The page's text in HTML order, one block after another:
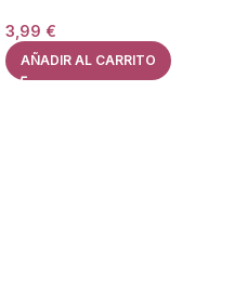
3,99 €
AÑADIR AL CARRITO